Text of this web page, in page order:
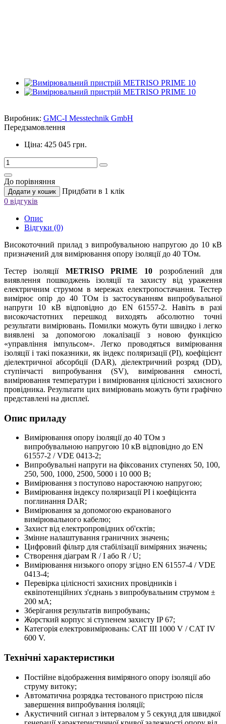
Виробник: GMC-I Messtechnik GmbH
Передзамовлення
Ціна: 425 045 грн.
До порівняння
Додати у кошик
Придбати в 1 клік
0 відгуків
Опис
Відгуки (0)
Високоточний прилад з випробувальною напругою до 10 кВ
призначений для вимірювання опору ізоляції до 40 TОм.
Тестер ізоляції METRISO PRIME 10 розроблений для
виявлення пошкоджень ізоляції та захисту від ураження
електричним струмом в мережах електропостачання. Тестер
вимірює опір до 40 TОм із застосуванням випробувальної
напруги 10 кВ відповідно до EN 61557-2. Навіть в разі
високочастотних перешкод виходять абсолютно точні
результати вимірювань. Помилки можуть бути швидко і легко
виявлені за допомогою локалізації з новою функцією
«управління імпульсом». Легко проводяться вимірювання
ізоляції і такі показники, як індекс поляризації (PI), коефіцієнт
діелектричної абсорбції (DAR), діелектричний розряд (DD),
ступінчасті випробування (SV), вимірювання ємності,
вимірювання температури і вимірювання цілісності захисного
провідника. Результати цих вимірювань можуть бути графічно
представлені на дисплеї.
Опис приладу
Вимірювання опору ізоляції до 40 TОм з
випробувальною напругою 10 кВ відповідно до EN
61557-2 / VDE 0413-2;
Випробувальні напруги на фіксованих ступенях 50, 100,
250, 500, 1000, 2500, 5000 і 10 000 В;
Вимірювання з поступово наростаючою напругою;
Вимірювання індексу поляризації PI і коефіцієнта
поглинання DAR;
Вимірювання за допомогою екранованого
вимірювального кабелю;
Захист від електропровідних об'єктів;
Змінне налаштування граничних значень;
Цифровий фільтр для стабілізації виміряних значень;
Створення діаграм R / I або R / U;
Вимірювання низького опору згідно EN 61557-4 / VDE
0413-4;
Перевірка цілісності захисних провідників і
еквіпотенційних з'єднань з випробувальним струмом ±
200 мА;
Зберігання результатів випробувань;
Жорсткий корпус зі ступенем захисту IP 67;
Категорія електровимірювань: CAT III 1000 V / CAT IV
600 V.
Технічні характеристики
Постійне відображення виміряного опору ізоляції або
струму витоку;
Автоматична розрядка тестованого пристрою після
завершення випробування ізоляції;
Акустичний сигнал з інтервалом у 5 секунд для швидкої